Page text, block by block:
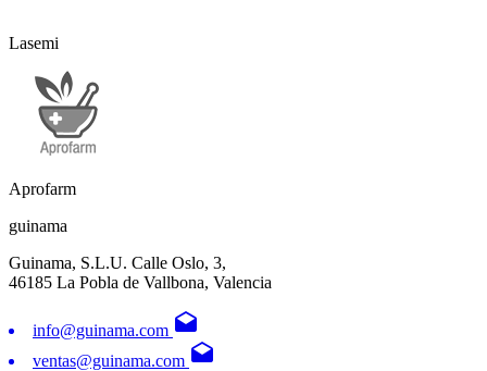
Lasemi
Aprofarm
guinama
Guinama, S.L.U. Calle Oslo, 3,
46185 La Pobla de Vallbona, Valencia
info@guinama.com drafts
ventas@guinama.com drafts